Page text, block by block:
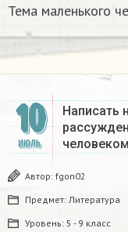
Тема маленького
10
ИЮЛЬ
Написать
Автор: fgon02
Предмет: Литература
Уровень: 5 - 9 класс